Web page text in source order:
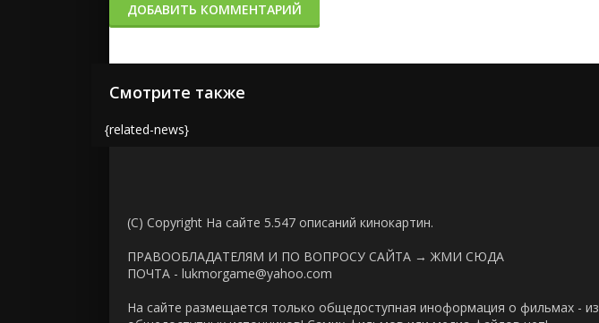
ДОБАВИТЬ КОММЕНТАРИЙ
Смотрите также
{related-news}
(C) Copyright На сайте 5.547 описаний кинокартин.
ПРАВООБЛАДАТЕЛЯМ И ПО ВОПРОСУ САЙТА → ЖМИ СЮДА
ПОЧТА - lukmorgame@yahoo.com
На сайте размещается только общедоступная иноформация о фильмах - из